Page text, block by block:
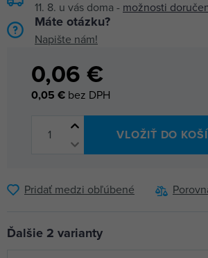
11. 8. u vás doma - možnosti
Máte otázku?
Napište nám!
0,06 €
0,05 € bez DPH
VLOŽIŤ DO
Pridať medzi obľúbené
Ďalšie 2 varianty